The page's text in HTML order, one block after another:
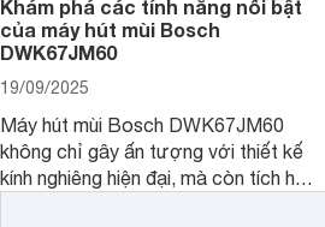
Khám phá các tính năng nổi bật
của máy hút mùi Bosch
DWK67JM60
19/09/2025
Máy hút mùi Bosch DWK67JM60
không chỉ gây ấn tượng với thiết kế
kính nghiêng hiện đại, mà còn tích hợp